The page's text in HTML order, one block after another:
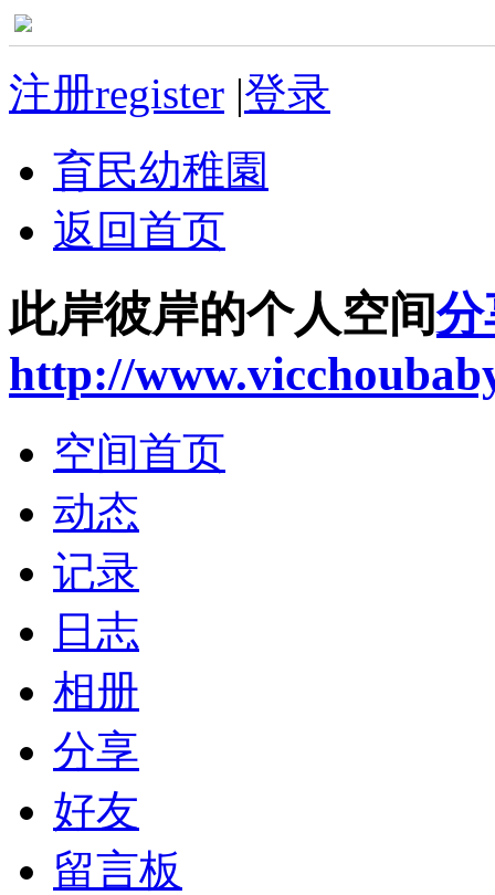
注册register |登录
育民幼稚園
返回首页
此岸彼岸的个人空间分
http://
空间首页
动态
记录
日志
相册
分享
好友
留言板